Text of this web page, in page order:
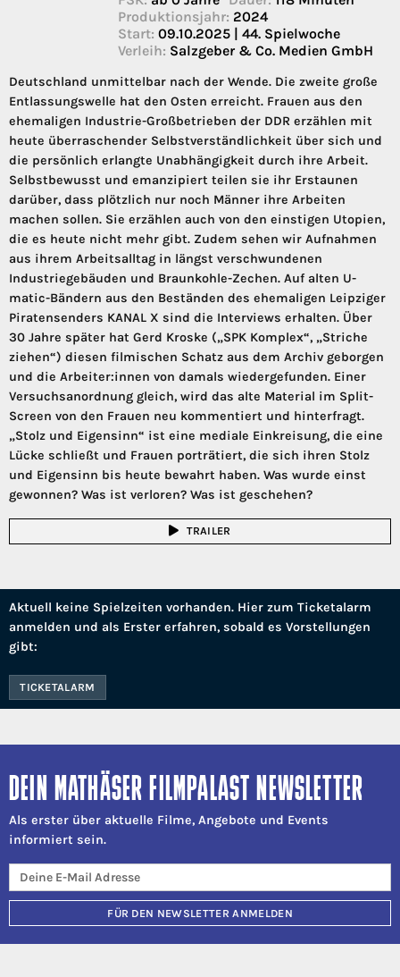
Produktionsjahr: 2024
Start: 09.10.2025 | 44. Spielwoche
Verleih: Salzgeber & Co. Medien GmbH
Deutschland unmittelbar nach der Wende. Die zweite große
Entlassungswelle hat den Osten erreicht. Frauen aus den
ehemaligen Industrie-Großbetrieben der DDR erzählen mit
heute überraschender Selbstverständlichkeit über sich und
die persönlich erlangte Unabhängigkeit durch ihre Arbeit.
Selbstbewusst und emanzipiert teilen sie ihr Erstaunen
darüber, dass plötzlich nur noch Männer ihre Arbeiten
machen sollen. Sie erzählen auch von den einstigen Utopien,
die es heute nicht mehr gibt. Zudem sehen wir Aufnahmen
aus ihrem Arbeitsalltag in längst verschwundenen
Industriegebäuden und Braunkohle-Zechen. Auf alten U-
matic-Bändern aus den Beständen des ehemaligen Leipziger
Piratensenders KANAL X sind die Interviews erhalten. Über
30 Jahre später hat Gerd Kroske („SPK Komplex“, „Striche
ziehen“) diesen filmischen Schatz aus dem Archiv geborgen
und die Arbeiter:innen von damals wiedergefunden. Einer
Versuchsanordnung gleich, wird das alte Material im Split-
Screen von den Frauen neu kommentiert und hinterfragt.
„Stolz und Eigensinn“ ist eine mediale Einkreisung, die eine
Lücke schließt und Frauen porträtiert, die sich ihren Stolz
und Eigensinn bis heute bewahrt haben. Was wurde einst
gewonnen? Was ist verloren? Was ist geschehen?
TRAILER
Aktuell keine Spielzeiten vorhanden. Hier zum Ticketalarm
anmelden und als Erster erfahren, sobald es Vorstellungen
gibt:
TICKETALARM
DEIN MATHÄSER FILMPALAST NEWSLETTER
Als erster über aktuelle Filme, Angebote und Events
informiert sein.
FÜR DEN NEWSLETTER ANMELDEN